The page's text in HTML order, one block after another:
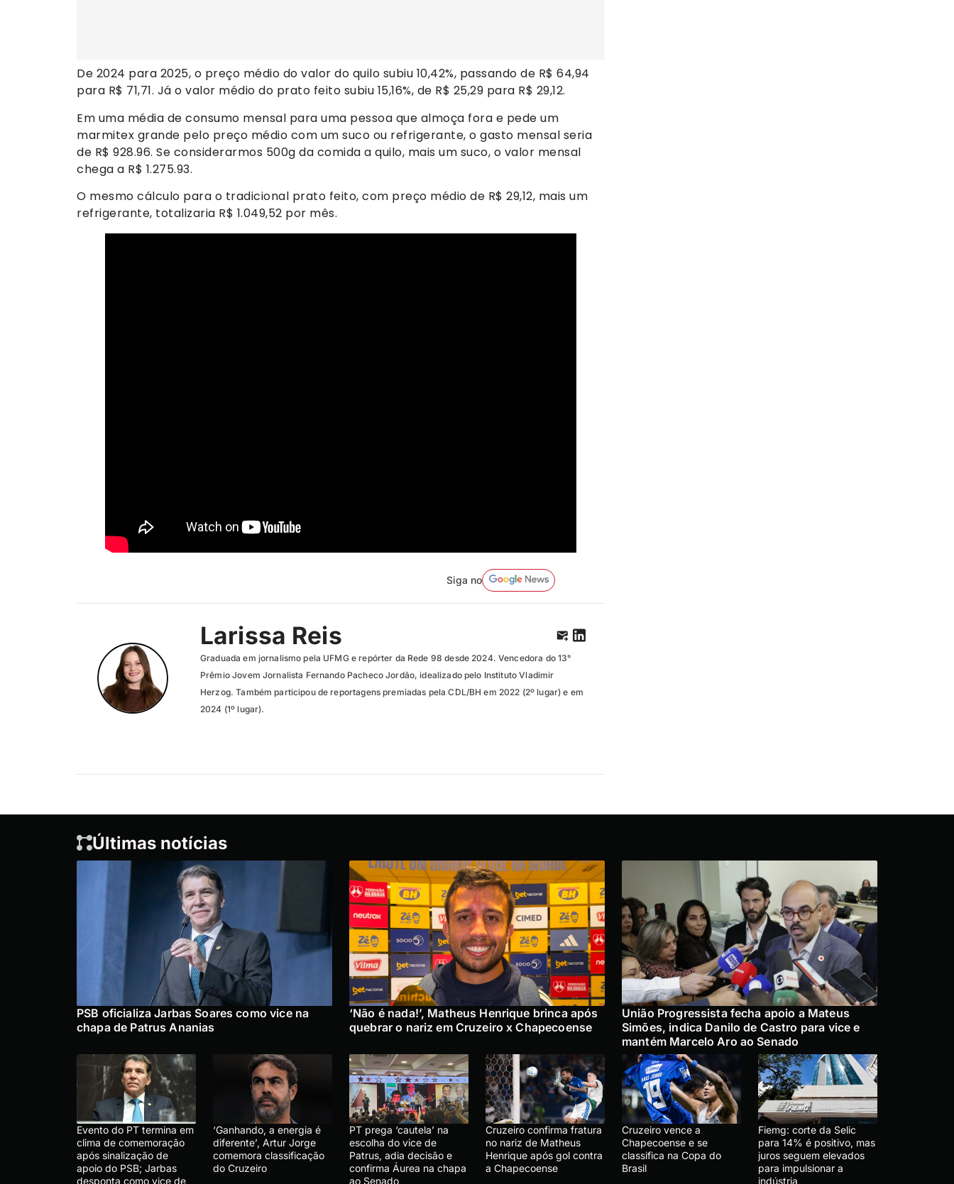
De 2024 para 2025, o preço médio do valor do quilo subiu 10,42%, passando de R$ 64,94
para R$ 71,71. Já o valor médio do prato feito subiu 15,16%, de R$ 25,29 para R$ 29,12.
Em uma média de consumo mensal para uma pessoa que almoça fora e pede um
marmitex grande pelo preço médio com um suco ou refrigerante, o gasto mensal seria
de R$ 928.96. Se considerarmos 500g da comida a quilo, mais um suco, o valor mensal
chega a R$ 1.275.93.
O mesmo cálculo para o tradicional prato feito, com preço médio de R$ 29,12, mais um
refrigerante, totalizaria R$ 1.049,52 por mês.
Siga no
Larissa Reis
Graduada em jornalismo pela UFMG e repórter da Rede 98 desde 2024. Vencedora do 13°
Prêmio Jovem Jornalista Fernando Pacheco Jordão, idealizado pelo Instituto Vladimir
Herzog. Também participou de reportagens premiadas pela CDL/BH em 2022 (2º lugar) e em
2024 (1º lugar).
Últimas notícias
PSB oficializa Jarbas Soares como vice na
chapa de Patrus Ananias
‘Não é nada!’, Matheus Henrique brinca após
quebrar o nariz em Cruzeiro x Chapecoense
União Progressista fecha apoio a Mateus
Simões, indica Danilo de Castro para vice e
mantém Marcelo Aro ao Senado
Evento do PT termina em
clima de comemoração
após sinalização de
apoio do PSB; Jarbas
desponta como vice de
‘Ganhando, a energia é
diferente’, Artur Jorge
comemora classificação
do Cruzeiro
PT prega ‘cautela’ na
escolha do vice de
Patrus, adia decisão e
confirma Áurea na chapa
ao Senado
Cruzeiro confirma fratura
no nariz de Matheus
Henrique após gol contra
a Chapecoense
Cruzeiro vence a
Chapecoense e se
classifica na Copa do
Brasil
Fiemg: corte da Selic
para 14% é positivo, mas
juros seguem elevados
para impulsionar a
indústria